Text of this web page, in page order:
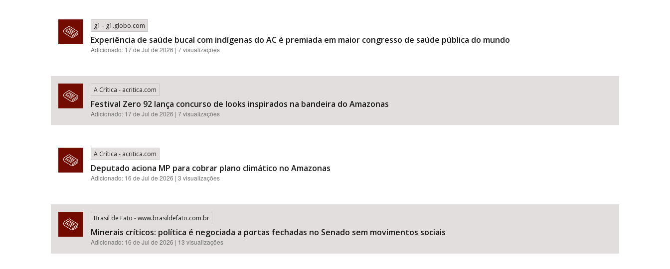
g1 - g1.globo.com
Experiência de saúde bucal com indígenas do AC é premiada em maior congresso de saúde pública do mundo
Adicionado: 17 de Jul de 2026 | 7 visualizações
A Crítica - acritica.com
Festival Zero 92 lança concurso de looks inspirados na bandeira do Amazonas
Adicionado: 17 de Jul de 2026 | 7 visualizações
A Crítica - acritica.com
Deputado aciona MP para cobrar plano climático no Amazonas
Adicionado: 16 de Jul de 2026 | 3 visualizações
Brasil de Fato - www.brasildefato.com.br
Minerais críticos: política é negociada a portas fechadas no Senado sem movimentos sociais
Adicionado: 16 de Jul de 2026 | 13 visualizações